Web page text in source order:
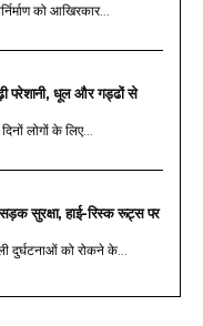
को आखिरकार...
परेशानी, धूल और गड्ढों से
लोगों के लिए...
सड़क सुरक्षा, हाई-रिस्क रूट्स पर
दुर्घटनाओं को रोकने के...